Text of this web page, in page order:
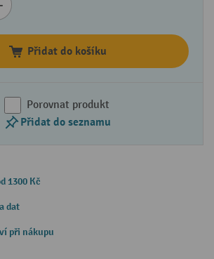
Přidat do košíku
Porovnat produkt
Přidat do seznamu
1300 Kč
dat
při nákupu